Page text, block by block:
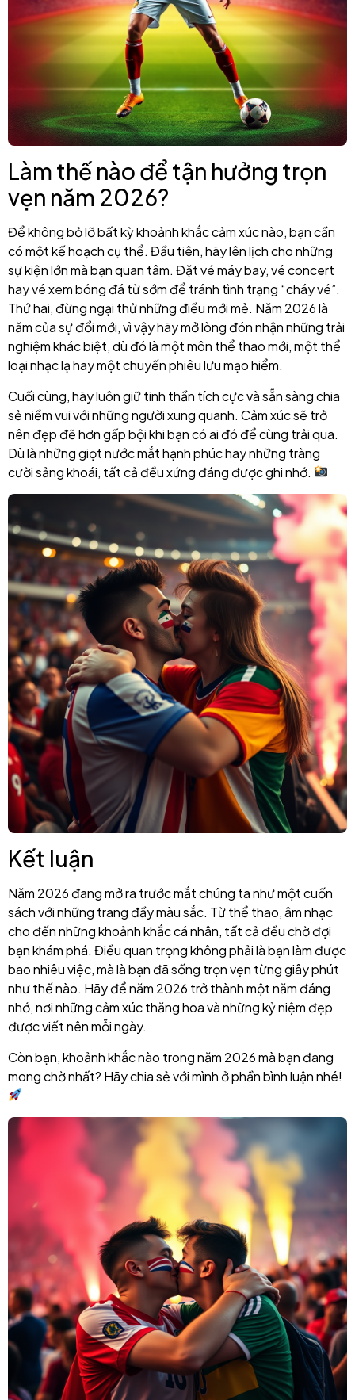
Làm thế nào để tận hưởng trọn
vẹn năm 2026?
Để không bỏ lỡ bất kỳ khoảnh khắc cảm xúc nào, bạn cần
có một kế hoạch cụ thể. Đầu tiên, hãy lên lịch cho những
sự kiện lớn mà bạn quan tâm. Đặt vé máy bay, vé concert
hay vé xem bóng đá từ sớm để tránh tình trạng “cháy vé”.
Thứ hai, đừng ngại thử những điều mới mẻ. Năm 2026 là
năm của sự đổi mới, vì vậy hãy mở lòng đón nhận những trải
nghiệm khác biệt, dù đó là một môn thể thao mới, một thể
loại nhạc lạ hay một chuyến phiêu lưu mạo hiểm.
Cuối cùng, hãy luôn giữ tinh thần tích cực và sẵn sàng chia
sẻ niềm vui với những người xung quanh. Cảm xúc sẽ trở
nên đẹp đẽ hơn gấp bội khi bạn có ai đó để cùng trải qua.
Dù là những giọt nước mắt hạnh phúc hay những tràng
cười sảng khoái, tất cả đều xứng đáng được ghi nhớ.
Kết luận
Năm 2026 đang mở ra trước mắt chúng ta như một cuốn
sách với những trang đầy màu sắc. Từ thể thao, âm nhạc
cho đến những khoảnh khắc cá nhân, tất cả đều chờ đợi
bạn khám phá. Điều quan trọng không phải là bạn làm được
bao nhiêu việc, mà là bạn đã sống trọn vẹn từng giây phút
như thế nào. Hãy để năm 2026 trở thành một năm đáng
nhớ, nơi những cảm xúc thăng hoa và những kỷ niệm đẹp
được viết nên mỗi ngày.
Còn bạn, khoảnh khắc nào trong năm 2026 mà bạn đang
mong chờ nhất? Hãy chia sẻ với mình ở phần bình luận nhé!